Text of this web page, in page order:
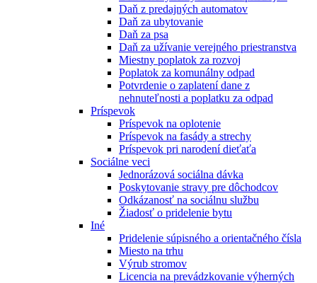
Daň z predajných automatov
Daň za ubytovanie
Daň za psa
Daň za užívanie verejného priestranstva
Miestny poplatok za rozvoj
Poplatok za komunálny odpad
Potvrdenie o zaplatení dane z
nehnuteľnosti a poplatku za odpad
Príspevok
Príspevok na oplotenie
Príspevok na fasády a strechy
Príspevok pri narodení dieťaťa
Sociálne veci
Jednorázová sociálna dávka
Poskytovanie stravy pre dôchodcov
Odkázanosť na sociálnu službu
Žiadosť o pridelenie bytu
Iné
Pridelenie súpisného a orientačného čísla
Miesto na trhu
Výrub stromov
Licencia na prevádzkovanie výherných